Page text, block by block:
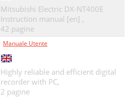
Mitsubishi Electric DX-NT400E
Instruction manual [en] ,
42 pagine
Manuale Utente
Highly reliable and efficient digital
recorder with PC,
2 pagine